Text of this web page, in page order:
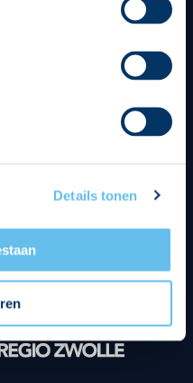
Details tonen